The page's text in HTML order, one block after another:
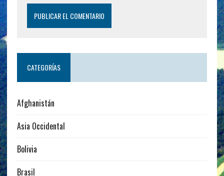
CATEGORÍAS
Afghanistán
Asia Occidental
Bolivia
Brasil